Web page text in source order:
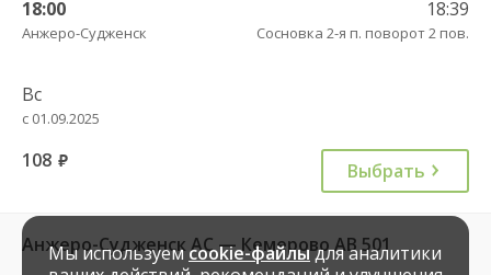
18:00
Анжеро-Судженск
18:39
Сосновка 2-я п. поворот 2 пов.
Вс
с 01.09.2025
108 руб. Выбрать
Анжеро-Судженск АС — Кемерово АВ 501
Мы используемcookie-файлыдля аналитики